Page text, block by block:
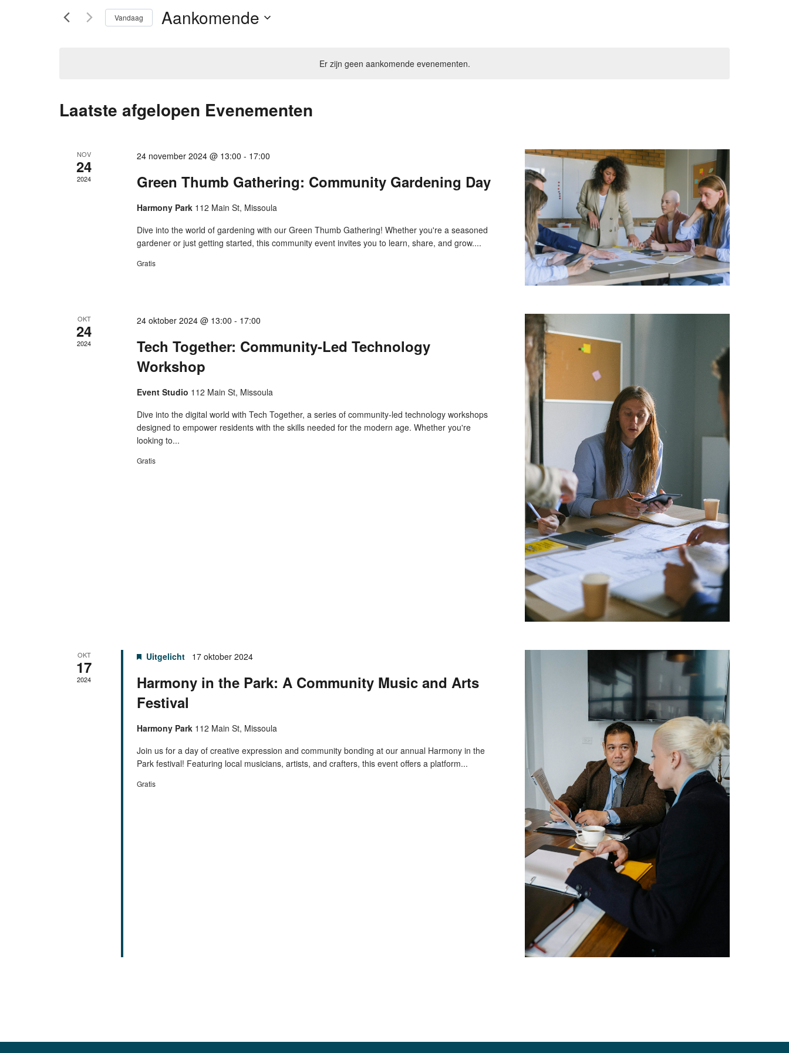
Er zijn geen aankomende evenementen.
Zoeken
weergeven
Zoek
Vandaag Aankomende
Laatste afgelopen Evenementen
NOV
24
2024
24 november 2024 @ 13:00 - 17:00
Green Thumb Gathering: Community Gardening Day
Harmony Park 112 Main St, Missoula
Dive into the world of gardening with our Green Thumb Gathering! Whether you're a seasoned
gardener or just getting started, this community event invites you to learn, share, and grow....
Gratis
OKT
24
2024
24 oktober 2024 @ 13:00 - 17:00
Tech Together: Community-Led Technology
Workshop
Event Studio 112 Main St, Missoula
Dive into the digital world with Tech Together, a series of community-led technology workshops
designed to empower residents with the skills needed for the modern age. Whether you're
looking to...
Gratis
OKT
17
2024
Uitgelicht 17 oktober 2024
Harmony in the Park: A Community Music and Arts
Festival
Harmony Park 112 Main St, Missoula
Join us for a day of creative expression and community bonding at our annual Harmony in the
Park festival! Featuring local musicians, artists, and crafters, this event offers a platform...
Gratis